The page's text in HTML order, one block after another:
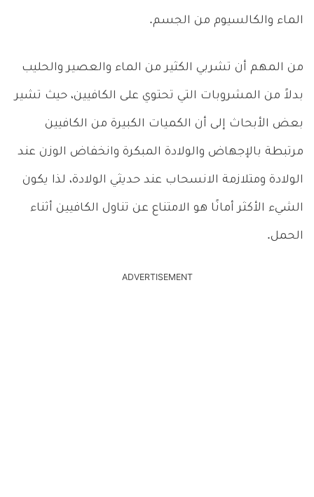
الماء والكالسيوم من الجسم.
من المهم أن تشربي الكثير من الماء والعصير والحليب
بدلاً من المشروبات التي تحتوي على الكافيين، حيث تشير
بعض الأبحاث إلى أن الكميات الكبيرة من الكافيين
مرتبطة بالإجهاض والولادة المبكرة وانخفاض الوزن عند
الولادة ومتلازمة الانسحاب عند حديثي الولادة، لذا يكون
الشيء الأكثر أمانًا هو الامتناع عن تناول الكافيين أثناء
الحمل.
ADVERTISEMENT